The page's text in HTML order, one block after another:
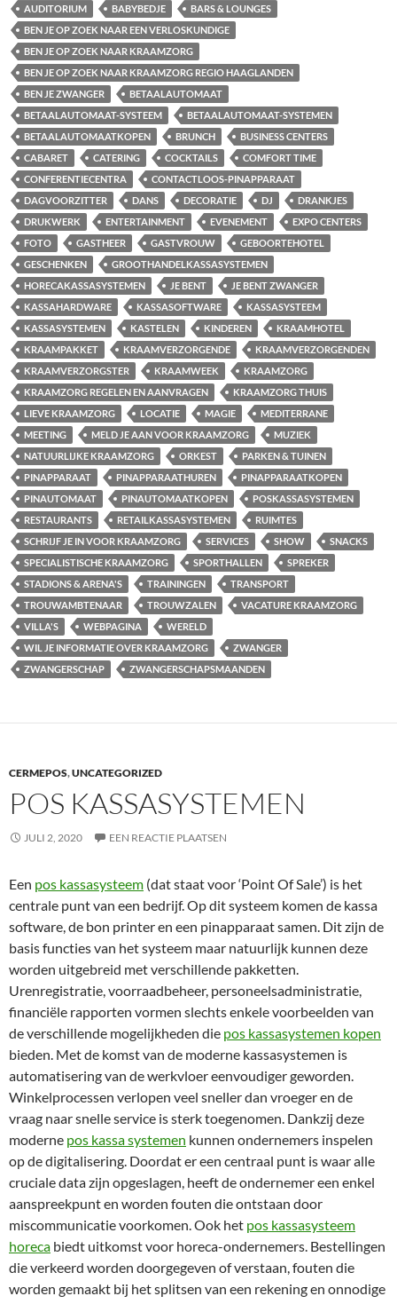
AUDITORIUM
BABYBEDJE
BARS & LOUNGES
BEN JE OP ZOEK NAAR EEN VERLOSKUNDIGE
BEN JE OP ZOEK NAAR KRAAMZORG
BEN JE OP ZOEK NAAR KRAAMZORG REGIO HAAGLANDEN
BEN JE ZWANGER
BETAALAUTOMAAT
BETAALAUTOMAAT-SYSTEEM
BETAALAUTOMAAT-SYSTEMEN
BETAALAUTOMAATKOPEN
BRUNCH
BUSINESS CENTERS
CABARET
CATERING COCKTAILS
COMFORT TIME
CONFERENTIECENTRA
CONTACTLOOS-PINAPPARAAT
DAGVOORZITTER
DANS DECORATIE DJ
DRANKJES
DRUKWERK
ENTERTAINMENT EVENEMENT
EXPO CENTERS
FOTO
GASTHEER GASTVROUW
GEBOORTEHOTEL
GESCHENKEN
GROOTHANDELKASSASYSTEMEN
HORECAKASSASYSTEMEN
JE BENT
JE BENT ZWANGER
KASSAHARDWARE
KASSASOFTWARE
KASSASYSTEEM
KASSASYSTEMEN
KASTELEN KINDEREN
KRAAMHOTEL
KRAAMPAKKET
KRAAMVERZORGENDE
KRAAMVERZORGENDEN
KRAAMVERZORGSTER
KRAAMWEEK
KRAAMZORG
KRAAMZORG REGELEN EN AANVRAGEN
KRAAMZORG THUIS
LIEVE KRAAMZORG
LOCATIE MAGIE
MEDITERRANE
MEETING
MELD JE AAN VOOR KRAAMZORG
MUZIEK
NATUURLIJKE KRAAMZORG
ORKEST
PARKEN & TUINEN
PINAPPARAAT
PINAPPARAATHUREN
PINAPPARAATKOPEN
PINAUTOMAAT
PINAUTOMAATKOPEN
POSKASSASYSTEMEN
RESTAURANTS
RETAILKASSASYSTEMEN
RUIMTES
SCHRIJF JE IN VOOR KRAAMZORG
SERVICES SHOW
SNACKS
SPECIALISTISCHE KRAAMZORG
SPORTHALLEN
SPREKER
STADIONS & ARENA'S
TRAININGEN
TRANSPORT
TROUWAMBTENAAR
TROUWZALEN
VACATURE KRAAMZORG
VILLA'S
WEBPAGINA
WERELD
WIL JE INFORMATIE OVER KRAAMZORG
ZWANGER
ZWANGERSCHAP
ZWANGERSCHAPSMAANDEN
CERMEPOS,UNCATEGORIZED
POS KASSASYSTEMEN
JULI 2, 2020 EEN REACTIE PLAATSEN
Een pos kassasysteem (dat staat voor ‘Point Of Sale’) is het
centrale punt van een bedrijf. Op dit systeem komen de kassa
software, de bon printer en een pinapparaat samen. Dit zijn de
basis functies van het systeem maar natuurlijk kunnen deze
worden uitgebreid met verschillende pakketten.
Urenregistratie, voorraadbeheer, personeelsadministratie,
financiële rapporten vormen slechts enkele voorbeelden van
de verschillende mogelijkheden die pos kassasystemen kopen
bieden. Met de komst van de moderne kassasystemen is
automatisering van de werkvloer eenvoudiger geworden.
Winkelprocessen verlopen veel sneller dan vroeger en de
vraag naar snelle service is sterk toegenomen. Dankzij deze
moderne pos kassa systemen kunnen ondernemers inspelen
op de digitalisering. Doordat er een centraal punt is waar alle
cruciale data zijn opgeslagen, heeft de ondernemer een enkel
aanspreekpunt en worden fouten die ontstaan door
miscommunicatie voorkomen. Ook het pos kassasysteem
horeca biedt uitkomst voor horeca-ondernemers. Bestellingen
die verkeerd worden doorgegeven of verstaan, fouten die
worden gemaakt bij het splitsen van een rekening en onnodige